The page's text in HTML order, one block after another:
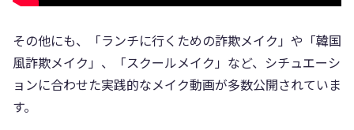
その他にも、「ランチに行くための詐欺メイク」や「韓国
風詐欺メイク」、「スクールメイク」など、シチュエーシ
ョンに合わせた実践的なメイク動画が多数公開されていま
す。